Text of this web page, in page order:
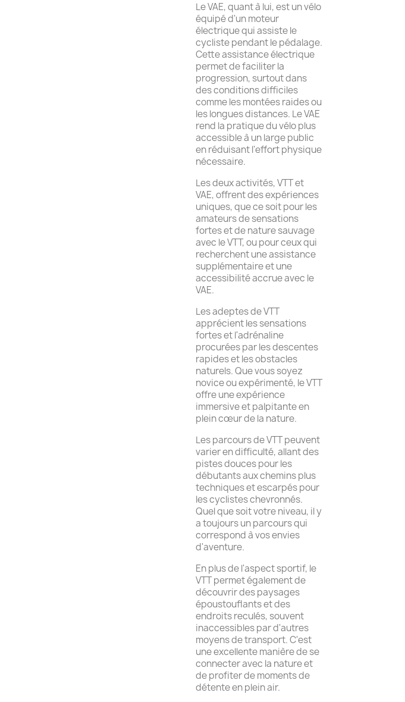
Le VAE, quant à lui, est un vélo
équipé d'un moteur
électrique qui assiste le
cycliste pendant le pédalage.
Cette assistance électrique
permet de faciliter la
progression, surtout dans
des conditions difficiles
comme les montées raides ou
les longues distances. Le VAE
rend la pratique du vélo plus
accessible à un large public
en réduisant l'effort physique
nécessaire.
Les deux activités, VTT et
VAE, offrent des expériences
uniques, que ce soit pour les
amateurs de sensations
fortes et de nature sauvage
avec le VTT, ou pour ceux qui
recherchent une assistance
supplémentaire et une
accessibilité accrue avec le
VAE.
Les adeptes de VTT
apprécient les sensations
fortes et l'adrénaline
procurées par les descentes
rapides et les obstacles
naturels. Que vous soyez
novice ou expérimenté, le VTT
offre une expérience
immersive et palpitante en
plein cœur de la nature.
Les parcours de VTT peuvent
varier en difficulté, allant des
pistes douces pour les
débutants aux chemins plus
techniques et escarpés pour
les cyclistes chevronnés.
Quel que soit votre niveau, il y
a toujours un parcours qui
correspond à vos envies
d'aventure.
En plus de l'aspect sportif, le
VTT permet également de
découvrir des paysages
époustouflants et des
endroits reculés, souvent
inaccessibles par d'autres
moyens de transport. C'est
une excellente manière de se
connecter avec la nature et
de profiter de moments de
détente en plein air.